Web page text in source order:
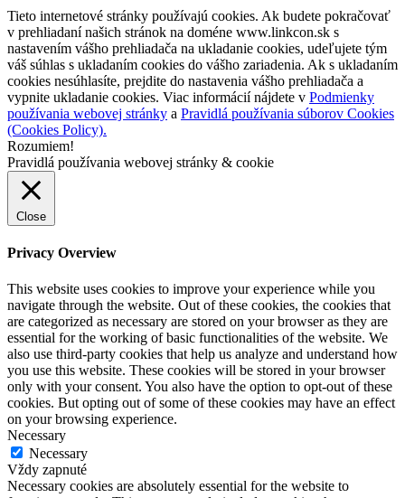
Tieto internetové stránky používajú cookies. Ak budete pokračovať
v prehliadaní našich stránok na doméne www.linkcon.sk s
nastavením vášho prehliadača na ukladanie cookies, udeľujete tým
váš súhlas s ukladaním cookies do vášho zariadenia. Ak s ukladaním
cookies nesúhlasíte, prejdite do nastavenia vášho prehliadača a
vypnite ukladanie cookies. Viac informácií nájdete v Podmienky
používania webovej stránky a Pravidlá používania súborov Cookies
(Cookies Policy).
Rozumiem!
Pravidlá používania webovej stránky & cookie
Close
Privacy Overview
This website uses cookies to improve your experience while you
navigate through the website. Out of these cookies, the cookies that
are categorized as necessary are stored on your browser as they are
essential for the working of basic functionalities of the website. We
also use third-party cookies that help us analyze and understand how
you use this website. These cookies will be stored in your browser
only with your consent. You also have the option to opt-out of these
cookies. But opting out of some of these cookies may have an effect
on your browsing experience.
Necessary
Necessary
Vždy zapnuté
Necessary cookies are absolutely essential for the website to